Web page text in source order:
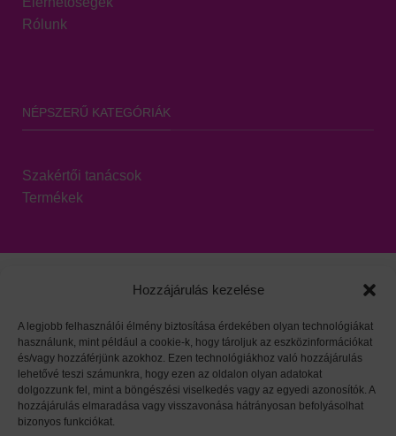
Hozzájárulás kezelése
A legjobb felhasználói élmény biztosítása érdekében olyan technológiákat
használunk, mint például a cookie-k, hogy tároljuk az eszközinformációkat
és/vagy hozzáférjünk azokhoz. Ezen technológiákhoz való hozzájárulás
lehetővé teszi számunkra, hogy ezen az oldalon olyan adatokat
dolgozzunk fel, mint a böngészési viselkedés vagy az egyedi azonosítók. A
hozzájárulás elmaradása vagy visszavonása hátrányosan befolyásolhat
bizonyos funkciókat.
Rólunk
NÉPSZERŰ KATEGÓRIÁK
Szakértői tanácsok
Termékek
Viszonteladói oldal| Adatvédelem|HARZO tárgymutató